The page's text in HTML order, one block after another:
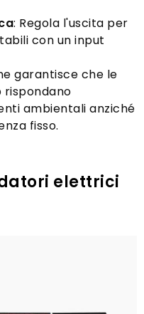
: Regola l'uscita per
con un input
garantisce che le
rispondano
ambientali anziché
fisso.
elettrici